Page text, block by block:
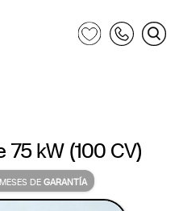
75 kW (100 CV)
MESES DEGARANTÍA